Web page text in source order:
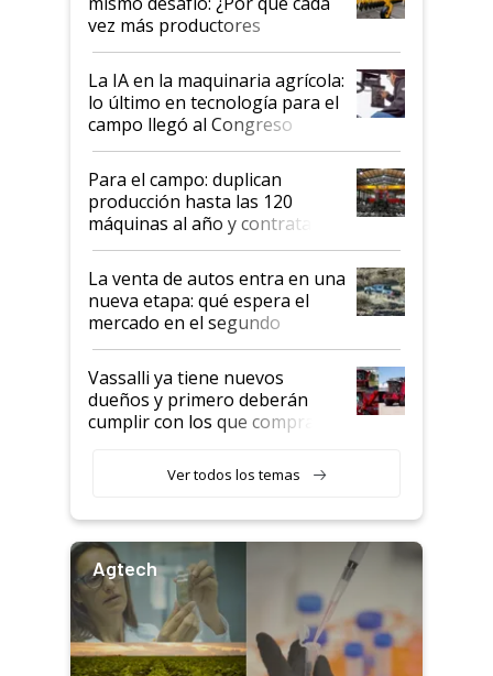
vez más productores
incorporan fertilizante bajo
tierra?
La IA en la maquinaria agrícola:
lo último en tecnología para el
campo llegó al Congreso
Aapresid 2026
Para el campo: duplican
producción hasta las 120
máquinas al año y contratan
especialistas de la industria
automotriz para lograrlo
La venta de autos entra en una
nueva etapa: qué espera el
mercado en el segundo
semestre
Vassalli ya tiene nuevos
dueños y primero deberán
cumplir con los que compraron
recibieron: quién está detrás
del rescate de la empresa
Ver todos los temas
Agtech